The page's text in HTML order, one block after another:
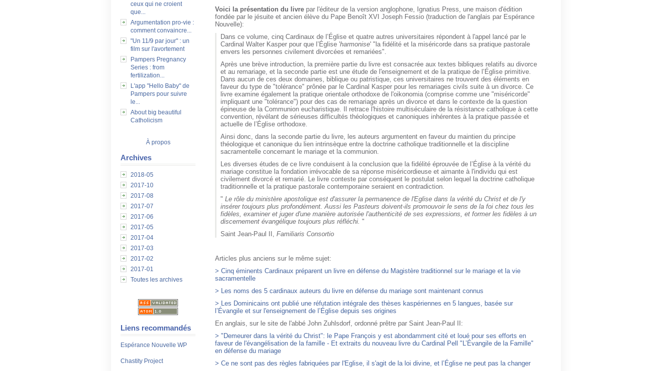
ceux qui ne croient
que...
Argumentation pro-vie :
comment convaincre...
"Un 11/9 par jour" : un
film sur l'avortement
Pampers Pregnancy
Series : from
fertilization...
L'app "Hello Baby" de
Pampers pour suivre
le...
About big beautiful
Catholicism
À propos
Archives
2018-05
2017-10
2017-08
2017-07
2017-06
2017-05
2017-04
2017-03
2017-02
2017-01
Toutes les archives
Liens recommandés
Espérance Nouvelle WP
Chastity Project
Voici la présentation du livre par l'éditeur de la version anglophone, Ignatius Press, une maison d'édition
fondée par le jésuite et ancien élève du Pape Benoît XVI Joseph Fessio (traduction de l'anglais par Espérance
Nouvelle):
Dans ce volume, cinq Cardinaux de l’Église et quatre autres universitaires répondent à l'appel lancé par le
Cardinal Walter Kasper pour que l’Église 'harmonise' "la fidélité et la miséricorde dans sa pratique pastorale
envers les personnes civilement divorcées et remariées".
Après une brève introduction, la première partie du livre est consacrée aux textes bibliques relatifs au divorce
et au remariage, et la seconde partie est une étude de l'enseignement et de la pratique de l’Église primitive.
Dans aucun de ces deux domaines, biblique ou patristique, ces universitaires ne trouvent des éléments en
faveur du type de "tolérance" prônée par le Cardinal Kasper pour les remariages civils suite à un divorce. Ce
livre examine également la pratique orientale orthodoxe de l'oikonomia (comprise comme une "miséricorde"
impliquant une "tolérance") pour des cas de remariage après un divorce et dans le contexte de la question
épineuse de la Communion eucharistique. Il retrace l'histoire multiséculaire de la résistance catholique à cette
convention, révélant de sérieuses difficultés théologiques et canoniques inhérentes à la pratique passée et
actuelle de l’Église orthodoxe.
Ainsi donc, dans la seconde partie du livre, les auteurs argumentent en faveur du maintien du principe
théologique et canonique du lien intrinsèque entre la doctrine catholique traditionnelle et la discipline
sacramentelle concernant le mariage et la communion.
Les diverses études de ce livre conduisent à la conclusion que la fidélité éprouvée de l’Église à la vérité du
mariage constitue la fondation irrévocable de sa réponse miséricordieuse et aimante à l'individu qui est
civilement divorcé et remarié. Le livre conteste par conséquent le postulat selon lequel la doctrine catholique
traditionnelle et la pratique pastorale contemporaine seraient en contradiction.
" Le rôle du ministère apostolique est d'assurer la permanence de l'Eglise dans la vérité du Christ et de l'y
insérer toujours plus profondément. Aussi les Pasteurs doivent-ils promouvoir le sens de la foi chez tous les
fidèles, examiner et juger d'une manière autorisée l'authenticité de ses expressions, et former les fidèles à un
discernement évangélique toujours plus réfléchi. "
Saint Jean-Paul II, Familiaris Consortio
Articles plus anciens sur le même sujet:
> Cinq éminents Cardinaux préparent un livre en défense du Magistère traditionnel sur le mariage et la vie
sacramentelle
> Les noms des 5 cardinaux auteurs du livre en défense du mariage sont maintenant connus
> Les Dominicains ont publié une réfutation intégrale des thèses kaspériennes en 5 langues, basée sur
l’Évangile et sur l'enseignement de l’Église depuis ses origines
En anglais, sur le site de l'abbé John Zuhlsdorf, ordonné prêtre par Saint Jean-Paul II:
> "Demeurer dans la vérité du Christ": le Pape François y est abondamment cité et loué pour ses efforts en
faveur de l'évangélisation de la famille - Et extraits du nouveau livre du Cardinal Pell "L’Évangile de la Famille"
en défense du mariage
> Ce ne sont pas des règles fabriquées par l'Eglise, il s'agit de la loi divine, et l’Église ne peut pas la changer